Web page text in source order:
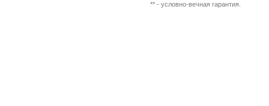
** - условно-вечная гарантия.